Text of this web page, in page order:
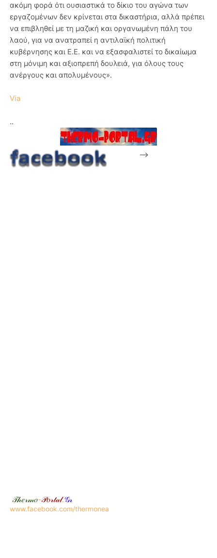
ακόμη φορά ότι ουσιαστικά το δίκιο του αγώνα των
εργαζομένων δεν κρίνεται στα δικαστήρια, αλλά πρέπει
να επιβληθεί με τη μαζική και οργανωμένη πάλη του
λαού, για να ανατραπεί η αντιλαϊκή πολιτική
κυβέρνησης και Ε.Ε. και να εξασφαλιστεί το δικαίωμα
στη μόνιμη και αξιοπρεπή δουλειά, για όλους τους
ανέργους και απολυμένους».
Via
..
-->
𝒯𝒽𝑒𝓇𝓂𝑜-𝒫𝑜𝓇𝓉𝒶𝓁.𝒢𝓇
www.facebook.com/thermonea